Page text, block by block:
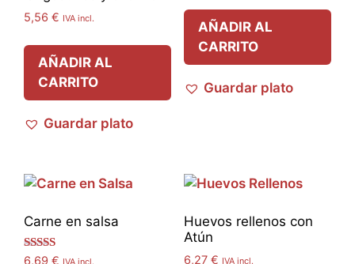
5,56 € IVA incl.
AÑADIR AL
CARRITO
Guardar plato
AÑADIR AL
CARRITO
Guardar plato
Carne en salsa
Valorado
Huevos rellenos con
Atún
6,27 € IVA incl.